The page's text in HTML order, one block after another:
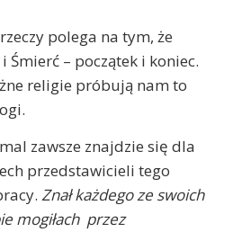
polega na tym, że
– początek i koniec.
religie próbują nam to
zawsze znajdzie się dla
przedstawicieli tego
Znał każdego ze swoich
mogiłach przez